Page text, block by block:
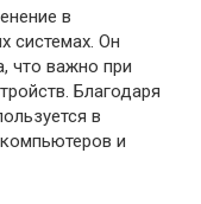
в
системах. Он
что важно при
Благодаря
в
и